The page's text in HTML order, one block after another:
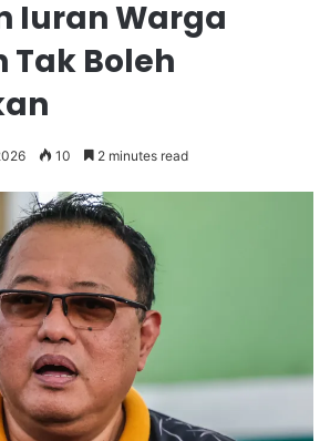
Iuran Warga
Tak Boleh
10 2 minutes read